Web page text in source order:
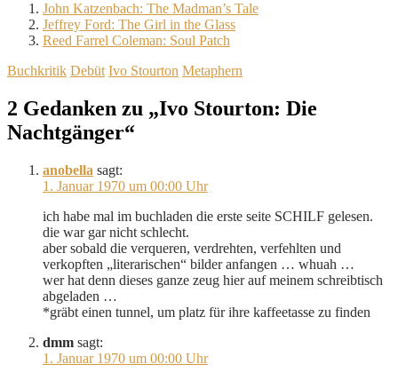
John Katzenbach: The Madman’s Tale
Jeffrey Ford: The Girl in the Glass
Reed Farrel Coleman: Soul Patch
Buchkritik Debüt Ivo Stourton Metaphern
2 Gedanken zu „Ivo Stourton: Die
Nachtgänger“
anobella sagt:
1. Januar 1970 um 00:00 Uhr
ich habe mal im buchladen die erste seite SCHILF gelesen.
die war gar nicht schlecht.
aber sobald die verqueren, verdrehten, verfehlten und
verkopften „literarischen“ bilder anfangen … whuah …
wer hat denn dieses ganze zeug hier auf meinem schreibtisch
abgeladen …
*gräbt einen tunnel, um platz für ihre kaffeetasse zu finden
dmm sagt:
1. Januar 1970 um 00:00 Uhr